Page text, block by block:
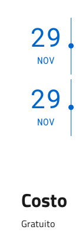
29
NOV
29
NOV
Costo
Gratuito